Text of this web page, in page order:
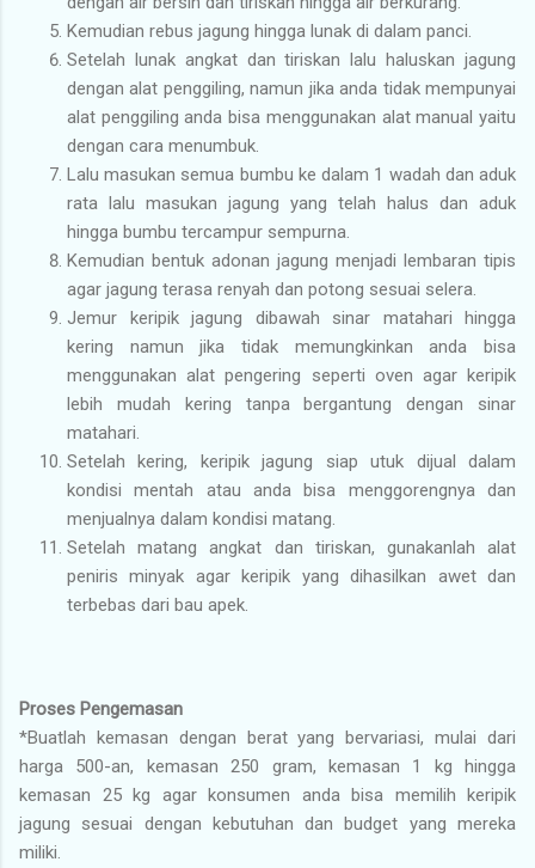
Kemudian rebus jagung hingga lunak di dalam panci.
Setelah lunak angkat dan tiriskan lalu haluskan jagung
dengan alat penggiling, namun jika anda tidak mempunyai
alat penggiling anda bisa menggunakan alat manual yaitu
dengan cara menumbuk.
Lalu masukan semua bumbu ke dalam 1 wadah dan aduk
rata lalu masukan jagung yang telah halus dan aduk
hingga bumbu tercampur sempurna.
Kemudian bentuk adonan jagung menjadi lembaran tipis
agar jagung terasa renyah dan potong sesuai selera.
Jemur keripik jagung dibawah sinar matahari hingga
kering namun jika tidak memungkinkan anda bisa
menggunakan alat pengering seperti oven agar keripik
lebih mudah kering tanpa bergantung dengan sinar
matahari.
Setelah kering, keripik jagung siap utuk dijual dalam
kondisi mentah atau anda bisa menggorengnya dan
menjualnya dalam kondisi matang.
Setelah matang angkat dan tiriskan, gunakanlah alat
peniris minyak agar keripik yang dihasilkan awet dan
terbebas dari bau apek.
Proses Pengemasan
*Buatlah kemasan dengan berat yang bervariasi, mulai dari
harga 500-an, kemasan 250 gram, kemasan 1 kg hingga
kemasan 25 kg agar konsumen anda bisa memilih keripik
jagung sesuai dengan kebutuhan dan budget yang mereka
miliki.